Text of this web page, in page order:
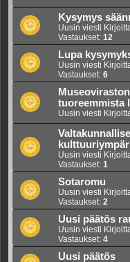
Kysymys
Uusin viesti
Vastaukset: 12
Lupa
Uusin viesti
Vastaukset: 6
tuoreemmista
Uusin viesti
Uusin viesti
Vastaukset: 1
Sotaromu
Uusin viesti
Vastaukset: 2
Uusi päätös
Uusin viesti
Vastaukset: 4
Uusi päätös